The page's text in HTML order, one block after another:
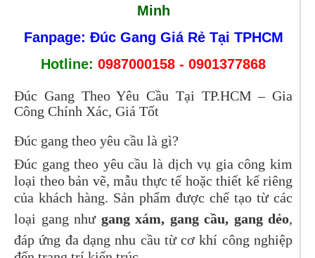
Minh
Fanpage: Đúc Gang Giá Rẻ Tại TPHCM
Hotline: 0987000158 - 0901377868
Đúc Gang Theo Yêu Cầu Tại TP.HCM – Gia
Công Chính Xác, Giá Tốt
Đúc gang theo yêu cầu là gì?
Đúc gang theo yêu cầu là dịch vụ gia công kim
loại theo bản vẽ, mẫu thực tế hoặc thiết kế riêng
của khách hàng. Sản phẩm được chế tạo từ các
loại gang như gang xám, gang cầu, gang dẻo,
đáp ứng đa dạng nhu cầu từ cơ khí công nghiệp